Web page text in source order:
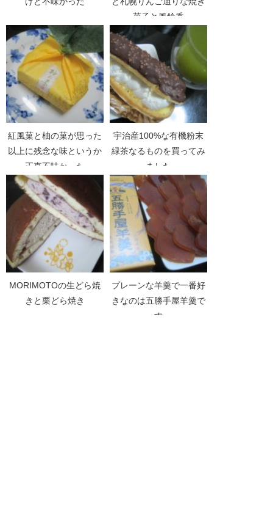
菓子と風鈴香
紅風菓と柚の菓が思った
以上に残念な味というか
正直不味かった
宇治産100%な有機粉末
緑茶なるものを買ってみ
ました
MORIMOTOの生どら焼
きと栗どら焼き
プレーンな羊羹で一番好
きなのは五勝手屋羊羹で
す